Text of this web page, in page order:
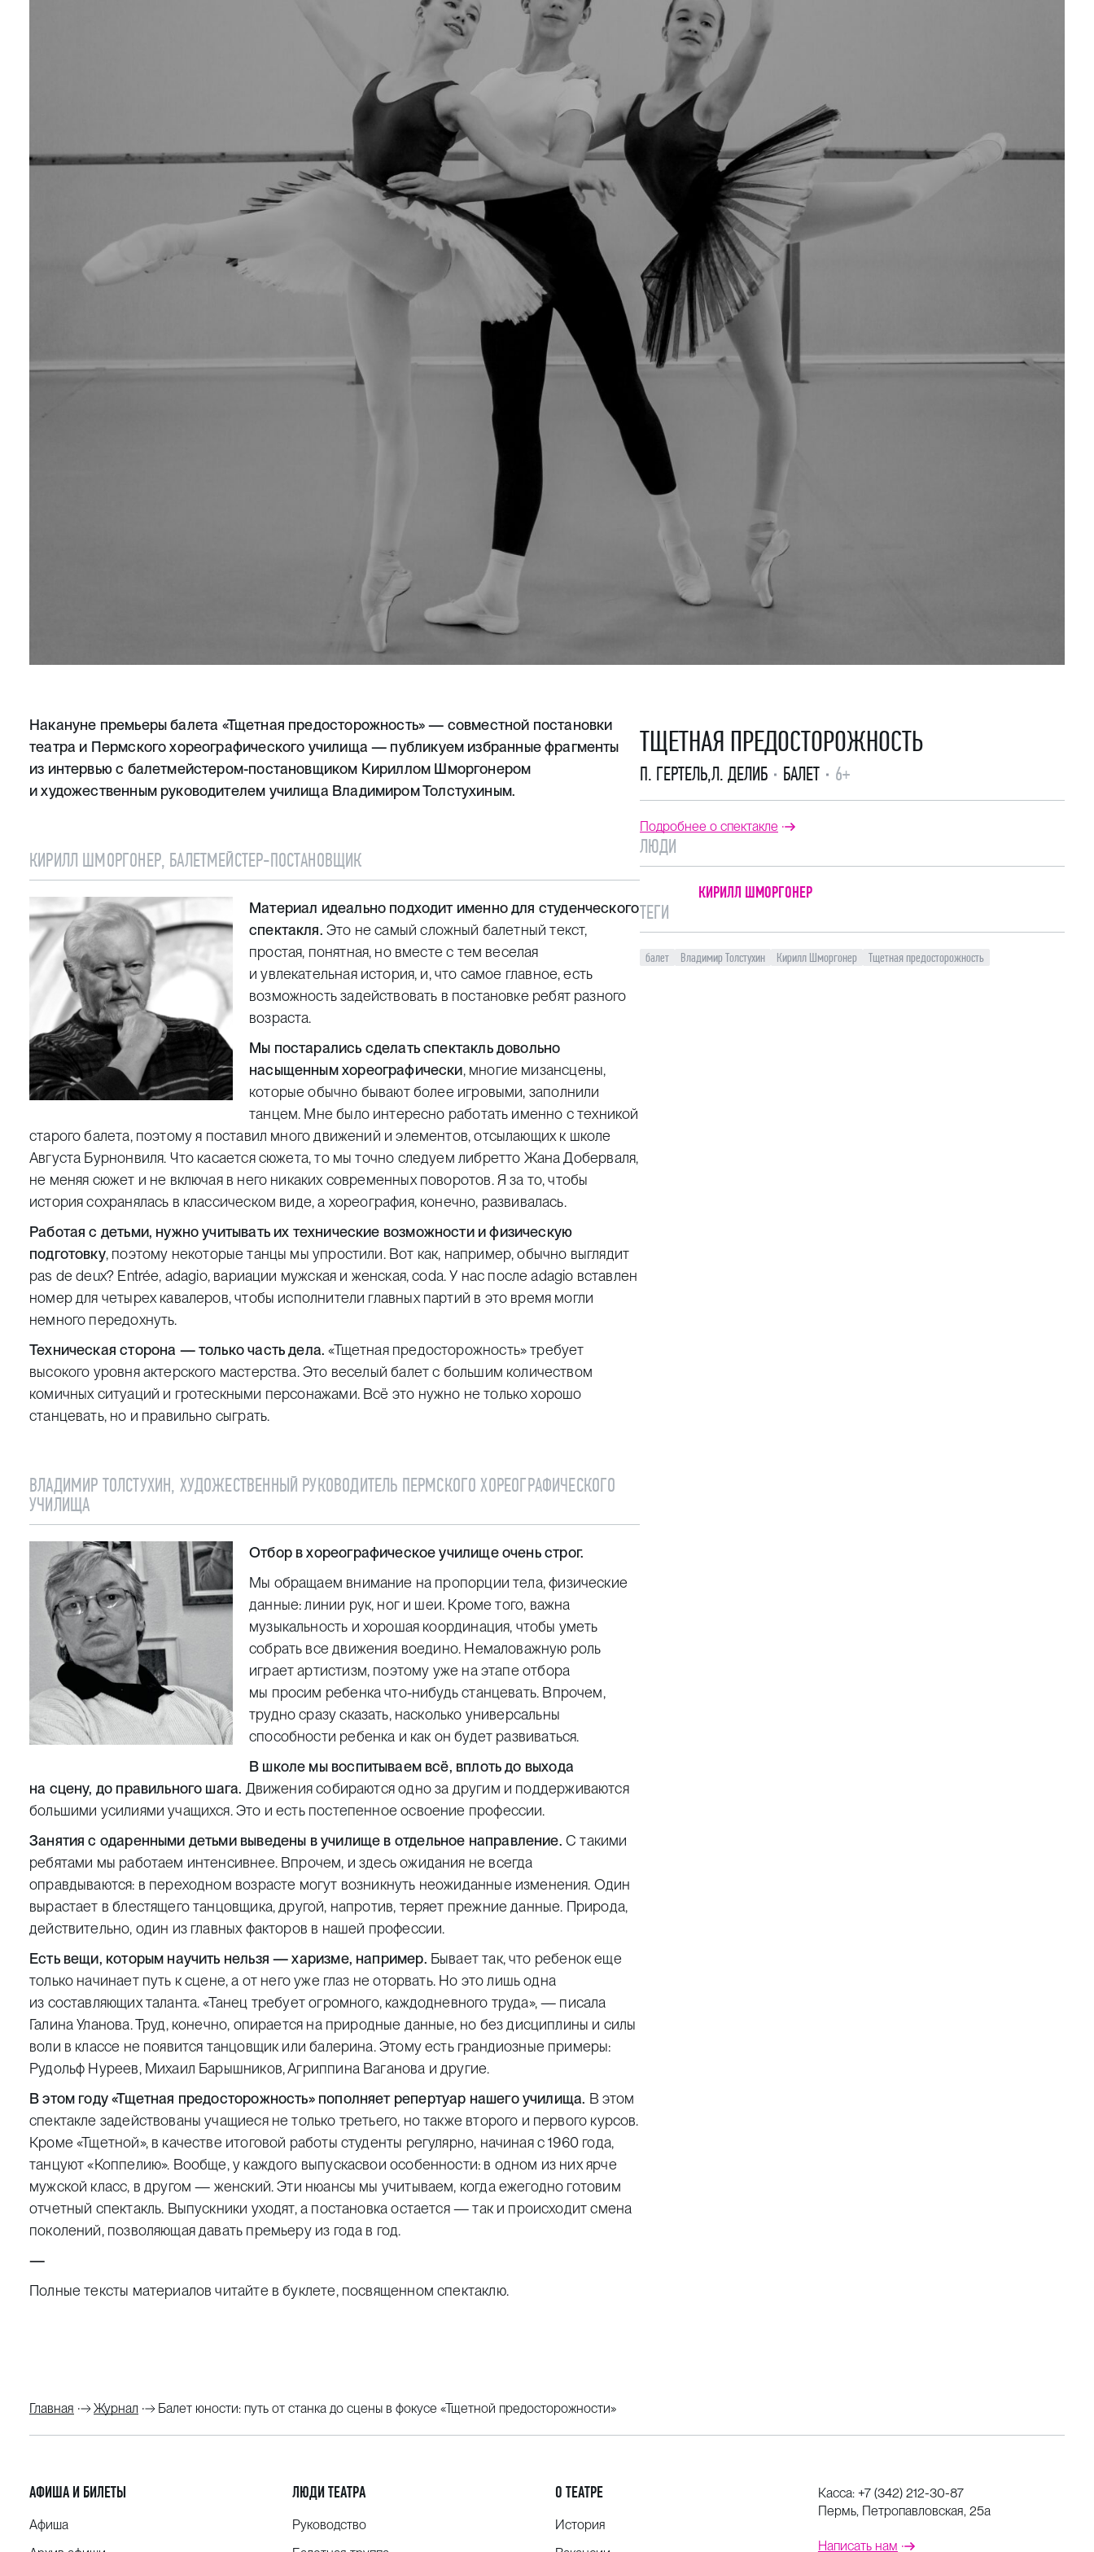
Накануне премьеры балета «Тщетная предосторожность»— совместной постановки
театра и Пермского хореографического училища — публикуем избранные фрагменты
из интервью с балетмейстером-постановщиком Кириллом Шморгонером
и художественным руководителем училища Владимиром Толстухиным.
КИРИЛЛ ШМОРГОНЕР, БАЛЕТМЕЙСТЕР-ПОСТАНОВЩИК
Материал идеально подходит именно для студенческого
спектакля. Это не самый сложный балетный текст,
простая, понятная, но вместе с тем веселая
и увлекательная история, и, что самое главное, есть
возможность задействовать в постановке ребят разного
возраста.
Мы постарались сделать спектакль довольно
насыщенным хореографически, многие мизансцены,
которые обычно бывают более игровыми, заполнили
танцем. Мне было интересно работать именно с техникой
старого балета, поэтому я поставил много движений и элементов, отсылающих к школе
Августа Бурнонвиля. Что касается сюжета, то мы точно следуем либретто Жана Доберваля,
не меняя сюжет и не включая в него никаких современных поворотов. Я за то, чтобы
история сохранялась в классическом виде, а хореография, конечно, развивалась.
Работая с детьми, нужно учитывать их технические возможности и физическую
подготовку, поэтому некоторые танцы мы упростили. Вот как, например, обычно выглядит
pas de deux? Entrée, adagio, вариации мужская и женская, coda. У нас после adagio вставлен
номер для четырех кавалеров, чтобы исполнители главных партий в это время могли
немного передохнуть.
Техническая сторона — только часть дела. «Тщетная предосторожность» требует
высокого уровня актерского мастерства. Это веселый балет с большим количеством
комичных ситуаций и гротескными персонажами. Всё это нужно не только хорошо
станцевать, но и правильно сыграть.
ВЛАДИМИР ТОЛСТУХИН, ХУДОЖЕСТВЕННЫЙ РУКОВОДИТЕЛЬ ПЕРМСКОГО ХОРЕОГРАФИЧЕСКОГО
УЧИЛИЩА
Отбор в хореографическое училище очень строг.
Мы обращаем внимание на пропорции тела, физические
данные: линии рук, ног и шеи. Кроме того, важна
музыкальность и хорошая координация, чтобы уметь
собрать все движения воедино. Немаловажную роль
играет артистизм, поэтому уже на этапе отбора
мы просим ребенка что-нибудь станцевать. Впрочем,
трудно сразу сказать, насколько универсальны
способности ребенка и как он будет развиваться.
В школе мы воспитываем всё, вплоть до выхода
на сцену, до правильного шага. Движения собираются одно за другим и поддерживаются
большими усилиями учащихся. Это и есть постепенное освоение профессии.
Занятия с одаренными детьми выведены в училище в отдельное направление. С такими
ребятами мы работаем интенсивнее. Впрочем, и здесь ожидания не всегда
оправдываются: в переходном возрасте могут возникнуть неожиданные изменения. Один
вырастает в блестящего танцовщика, другой, напротив, теряет прежние данные. Природа,
действительно, один из главных факторов в нашей профессии.
Есть вещи, которым научить нельзя — харизме, например. Бывает так, что ребенок еще
только начинает путь к сцене, а от него уже глаз не оторвать. Но это лишь одна
из составляющих таланта. «Танец требует огромного, каждодневного труда», — писала
Галина Уланова. Труд, конечно, опирается на природные данные, но без дисциплины и силы
воли в классе не появится танцовщик или балерина. Этому есть грандиозные примеры:
Рудольф Нуреев, Михаил Барышников, Агриппина Ваганова и другие.
В этом году «Тщетная предосторожность» пополняет репертуар нашего училища. В этом
спектакле задействованы учащиеся не только третьего, но также второго и первого курсов.
Кроме «Тщетной», в качестве итоговой работы студенты регулярно, начиная с 1960 года,
танцуют «Коппелию». Вообще, у каждого выпускасвои особенности: в одном из них ярче
мужской класс, в другом — женский. Эти нюансы мы учитываем, когда ежегодно готовим
отчетный спектакль. Выпускники уходят, а постановка остается — так и происходит смена
поколений, позволяющая давать премьеру из года в год.
—
Полные тексты материалов читайте в буклете, посвященном спектаклю.
ТЩЕТНАЯ ПРЕДОСТОРОЖНОСТЬ
П. ГЕРТЕЛЬ,Л. ДЕЛИБ БАЛЕТ 6+
Подробнее о спектакле
ЛЮДИ
КИРИЛЛ ШМОРГОНЕР
ТЕГИ
балет Владимир Толстухин Кирилл Шморгонер Тщетная предосторожность
Главная Журнал Балет юности: путь от станка до сцены в фокусе «Тщетной предосторожности»
АФИША И БИЛЕТЫ
Афиша
ЛЮДИ ТЕАТРА
Руководство
О ТЕАТРЕ
История
Касса: +7 (342) 212-30-87
Пермь, Петропавловская, 25а
Написать нам